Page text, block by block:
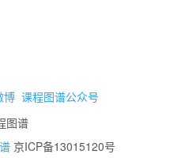
博 课程图谱公众号
京ICP备13015120号